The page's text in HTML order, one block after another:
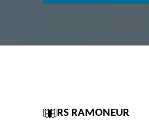
RS RAMONEUR